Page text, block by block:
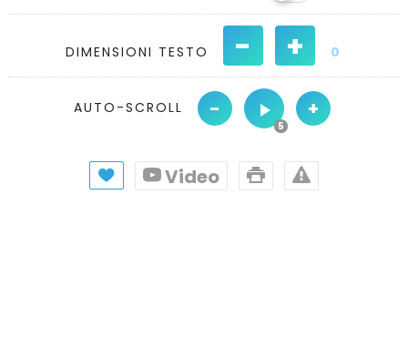
DIMENSIONI TESTO - + 0
AUTO-SCROLL - +
Video